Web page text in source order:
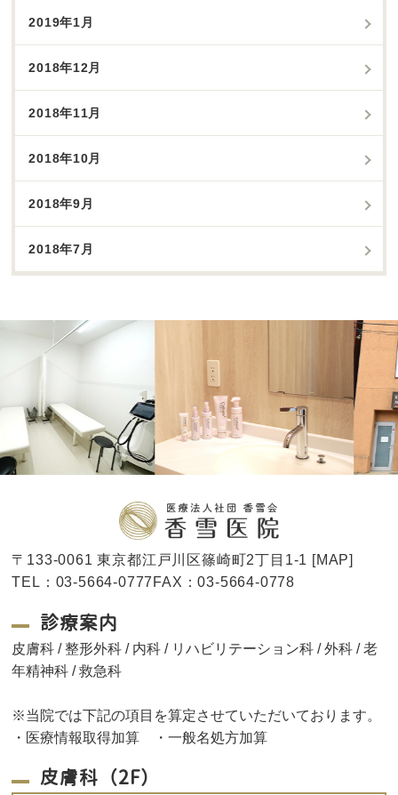
2019年1月
2018年12月
2018年11月
2018年10月
2018年9月
2018年7月
〒133-0061 東京都江戸川区篠崎町2丁目1-1 [MAP]
TEL：03-5664-0777FAX：03-5664-0778
診療案内
皮膚科 / 整形外科 / 内科 / リハビリテーション科 / 外科 / 老
年精神科 / 救急科
※当院では下記の項目を算定させていただいております。
・医療情報取得加算 ・一般名処方加算
皮膚科（2F）